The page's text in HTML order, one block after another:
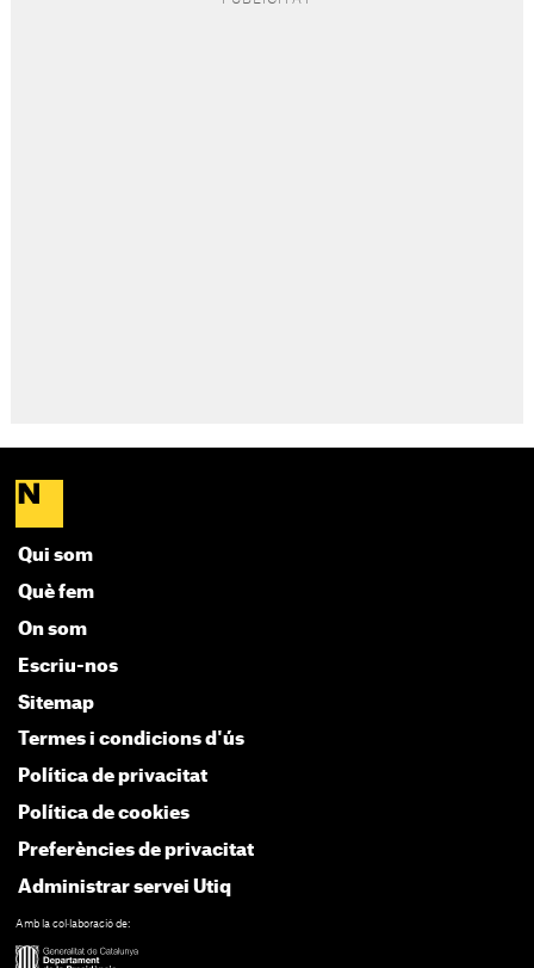
Qui som
Què fem
On som
Escriu-nos
Sitemap
Termes i condicions d'ús
Política de privacitat
Política de cookies
Preferències de privacitat
Administrar servei Utiq
Amb la col·laboració de: